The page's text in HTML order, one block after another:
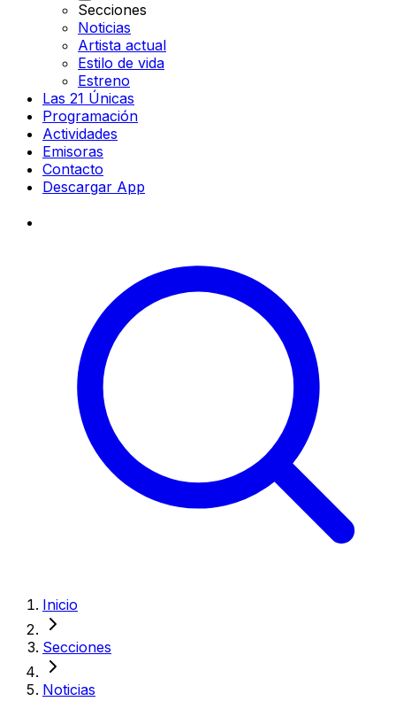
Secciones
Noticias
Artista actual
Estilo de vida
Estreno
Las 21 Únicas
Programación
Actividades
Emisoras
Contacto
Descargar App
Inicio
Secciones
Noticias